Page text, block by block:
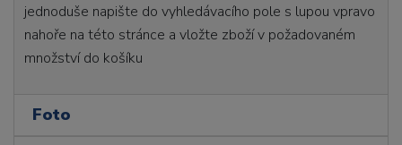
jednoduše napište do vyhledávacího pole s lupou vpravo
nahoře na této stránce a vložte zboží v požadovaném
množství do košíku
Foto